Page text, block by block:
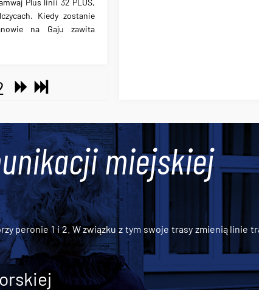
. Kiedy zostanie
na Gaju zawita
miejskiej
peronie 1 i 2. W związku z tym swoje trasy zmienią linie